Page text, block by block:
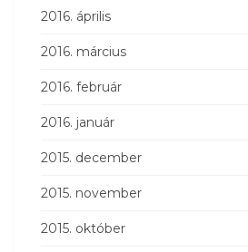
2016. április
2016. március
2016. február
2016. január
2015. december
2015. november
2015. október